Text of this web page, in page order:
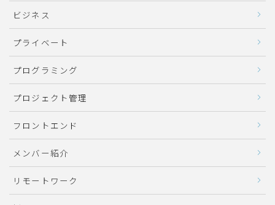
ビジネス
プライベート
プログラミング
プロジェクト管理
フロントエンド
メンバー紹介
リモートワーク